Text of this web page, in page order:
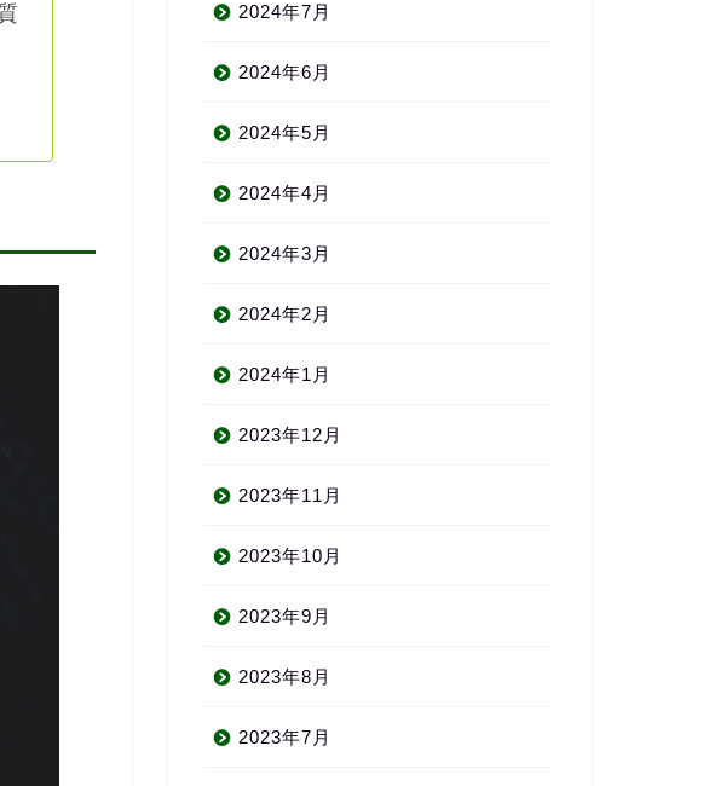
2024年7月
2024年6月
2024年5月
2024年4月
2024年3月
2024年2月
2024年1月
2023年12月
2023年11月
2023年10月
2023年9月
2023年8月
2023年7月